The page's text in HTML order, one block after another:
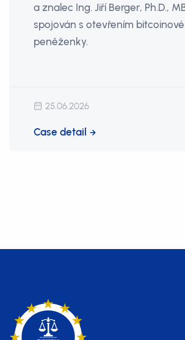
a znalec Ing. Jiří Berger, Ph.D.,
spojován s otevřením bitcoinové
peněženky.
25.06.2026
Case detail